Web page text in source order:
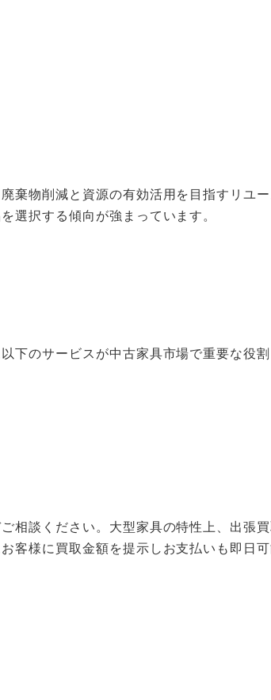
棄物削減と資源の有効活用を目指すリユ
選択する傾向が強まっています。
下のサービスが中古家具市場で重要な役割
相談ください。大型家具の特性上、出張
客様に買取金額を提示しお支払いも即日